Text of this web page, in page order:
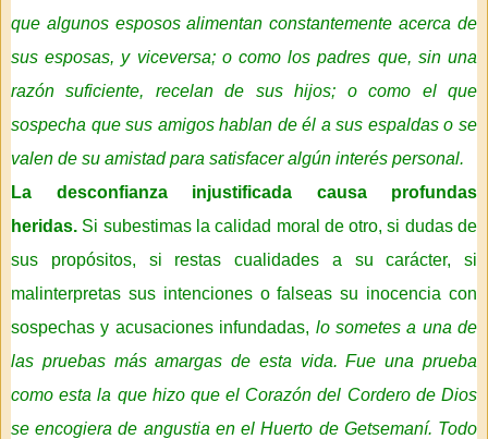
que algunos esposos alimentan constantemente acerca de
sus esposas, y viceversa; o como los padres que, sin una
razón suficiente, recelan de sus hijos; o como el que
sospecha que sus amigos hablan de él a sus espaldas o se
valen de su amistad para satisfacer algún interés personal.
La desconfianza injustificada causa profundas
heridas. Si subestimas la calidad moral de otro, si dudas de
sus propósitos, si restas cualidades a su carácter, si
malinterpretas sus intenciones o falseas su inocencia con
sospechas y acusaciones infundadas, lo sometes a una de
las pruebas más amargas de esta vida. Fue una prueba
como esta la que hizo que el Corazón del Cordero de Dios
se encogiera de angustia en el Huerto de Getsemaní. Todo